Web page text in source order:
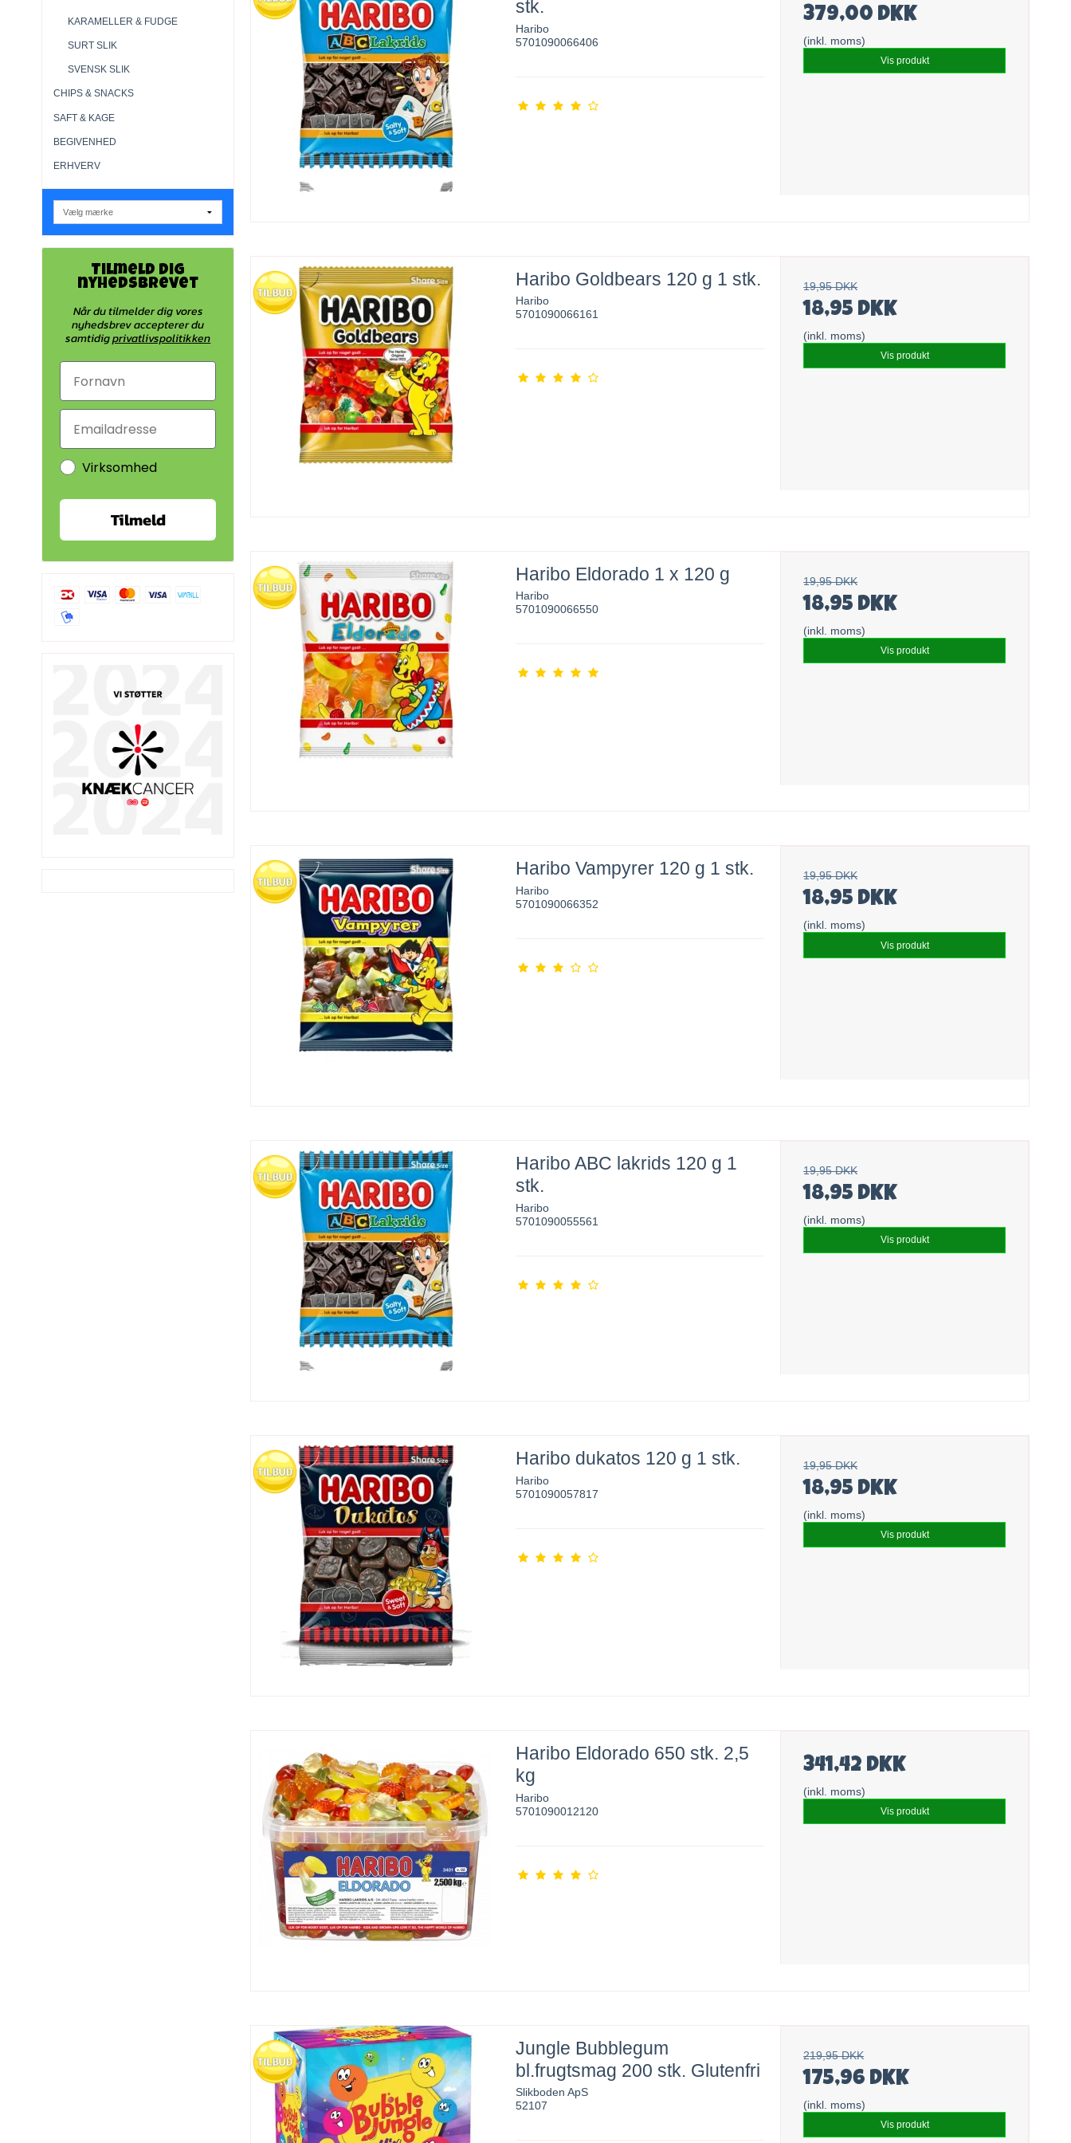
KARAMELLER & FUDGE
SURT SLIK
SVENSK SLIK
CHIPS & SNACKS
SAFT & KAGE
BEGIVENHED
ERHVERV
Tilmeld dig
nyhedsbrevet
Når du tilmelder dig vores
nyhedsbrev accepterer du
samtidigprivatlivspolitikken
Virksomhed
Tilmeld
stk.
Haribo
5701090066406
379,00 DKK
(inkl. moms)
Vis produkt
Haribo Goldbears 120 g 1 stk.
Haribo
5701090066161
19,95 DKK
18,95 DKK
(inkl. moms)
Vis produkt
Haribo Eldorado 1 x 120 g
Haribo
5701090066550
19,95 DKK
18,95 DKK
(inkl. moms)
Vis produkt
Haribo Vampyrer 120 g 1 stk.
Haribo
5701090066352
19,95 DKK
18,95 DKK
(inkl. moms)
Vis produkt
Haribo ABC lakrids 120 g 1
stk.
Haribo
5701090055561
19,95 DKK
18,95 DKK
(inkl. moms)
Vis produkt
Haribo dukatos 120 g 1 stk.
Haribo
5701090057817
19,95 DKK
18,95 DKK
(inkl. moms)
Vis produkt
Haribo Eldorado 650 stk. 2,5
kg
Haribo
5701090012120
341,42 DKK
(inkl. moms)
Vis produkt
Jungle Bubblegum
bl.frugtsmag 200 stk. Glutenfri
Slikboden ApS
52107
219,95 DKK
175,96 DKK
(inkl. moms)
Vis produkt